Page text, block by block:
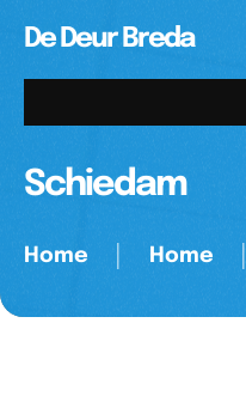
De Deur Breda
Schiedam
Home Home